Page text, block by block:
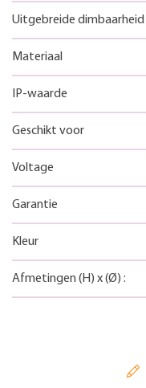
Uitgebreide dimbaarheid
Materiaal
IP-waarde
Geschikt voor
Voltage
Garantie
Kleur
Afmetingen (H) x(Ø) :